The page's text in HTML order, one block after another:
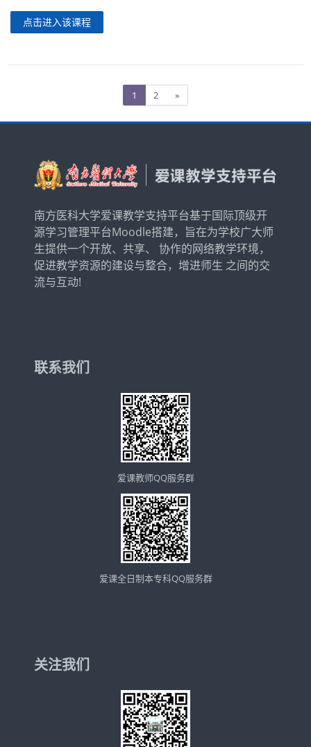
点击进入该课程
1
1
2页
2
»下
一
页
南方医科大学爱课教学支持平台基于国际顶级开
源学习管理平台Moodle搭建，旨在为学校广大师
生提供一个开放、共享、 协作的网络教学环境，
促进教学资源的建设与整合，增进师生 之间的交
流与互动!
联系我们
爱课教师QQ服务群
爱课全日制本专科QQ服务群
关注我们